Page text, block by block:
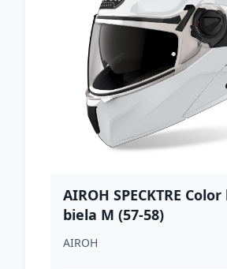
AIROH SPECKTRE
biela M (57-58)
AIROH